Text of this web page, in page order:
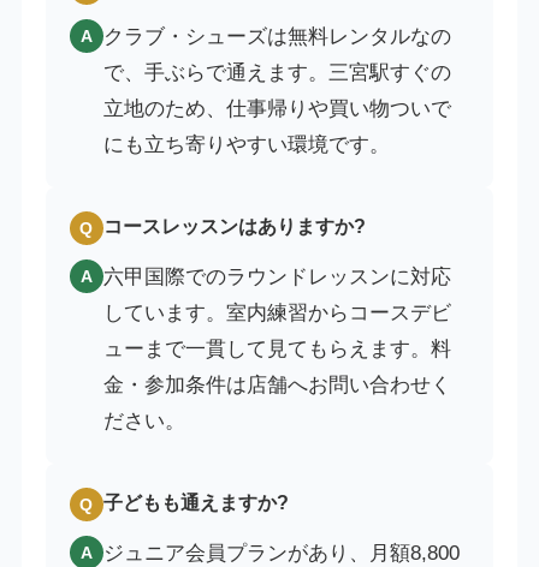
A クラブ・シューズは無料レンタルなの
で、手ぶらで通えます。三宮駅すぐの
立地のため、仕事帰りや買い物ついで
にも立ち寄りやすい環境です。
Q コースレッスンはありますか?
A 六甲国際でのラウンドレッスンに対応
しています。室内練習からコースデビ
ューまで一貫して見てもらえます。料
金・参加条件は店舗へお問い合わせく
ださい。
Q 子どもも通えますか?
A ジュニア会員プランがあり、月額8,800